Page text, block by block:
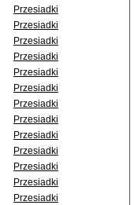
Przesiadki
Przesiadki
Przesiadki
Przesiadki
Przesiadki
Przesiadki
Przesiadki
Przesiadki
Przesiadki
Przesiadki
Przesiadki
Przesiadki
Przesiadki